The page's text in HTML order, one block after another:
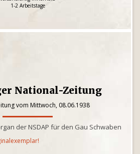
1-2 Arbeitstage
National-Zeitung
vom Mittwoch, 08.06.1938
der NSDAP für den Gau Schwaben